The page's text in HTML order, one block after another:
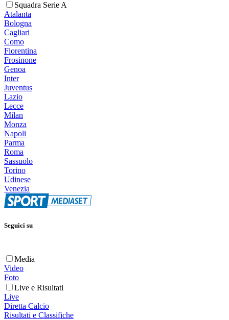
Squadra Serie A
Atalanta
Bologna
Cagliari
Como
Fiorentina
Frosinone
Genoa
Inter
Juventus
Lazio
Lecce
Milan
Monza
Napoli
Parma
Roma
Sassuolo
Torino
Udinese
Venezia
Seguici su
Media
Video
Foto
Live e Risultati
Live
Diretta Calcio
Risultati e Classifiche